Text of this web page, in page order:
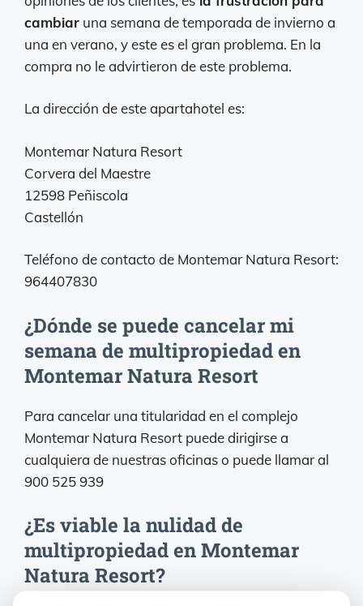
cambiar una semana de temporada de invierno a
una en verano, y este es el gran problema. En la
compra no le advirtieron de este problema.
La dirección de este apartahotel es:
Montemar Natura Resort
Corvera del Maestre
12598 Peñiscola
Castellón
Teléfono de contacto de Montemar Natura Resort:
964407830
¿Dónde se puede cancelar mi
semana de multipropiedad en
Montemar Natura Resort
Para cancelar una titularidad en el complejo
Montemar Natura Resort puede dirigirse a
cualquiera de nuestras oficinas o puede llamar al
900 525 939
¿Es viable la nulidad de
multipropiedad en Montemar
Natura Resort?